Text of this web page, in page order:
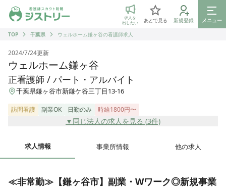
ジストリー 看護師の転職マッチング
求人を
出したい
あとで見る 新規登録
メニュー
TOP
千葉県 ウェルホーム鎌ヶ谷の看護師求人
2024/7/24更新
ウェルホーム鎌ヶ谷
正看護師 / パート・アルバイト
千葉県鎌ヶ谷市新鎌ケ谷三丁目13-16
訪問看護 副業OK 日勤のみ 時給1800円〜
▼同じ法人の求人を見る (3件)
求人情報 事業所情報 他の求人
≪非常勤≫【鎌ヶ谷市】副業・Wワーク◎新規事業